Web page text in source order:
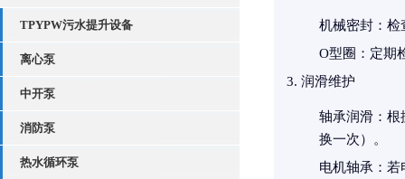
TPYPW污水提升设备
离心泵
中开泵
消防泵
热水循环泵
机械密封 ：
O型圈 ：定期
润滑维护
轴承润滑 ：
换一次）。
电机轴承 ：